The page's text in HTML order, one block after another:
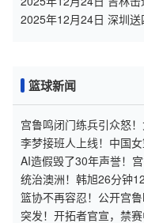
9+6+9 廖三宁14+9
2025年12月24日 深圳
篮球新闻
宫鲁鸣闭门练兵引众怒
李梦接班人上线！中国
她？
AI造假毁了30年声誉！
出手揪出流量蛀虫
统治澳洲！韩旭26分钟
篮协不再容忍！公开宫
气
突发！开拓者官宣，禁